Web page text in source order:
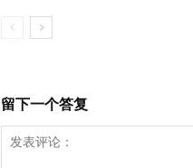
留下一个答复